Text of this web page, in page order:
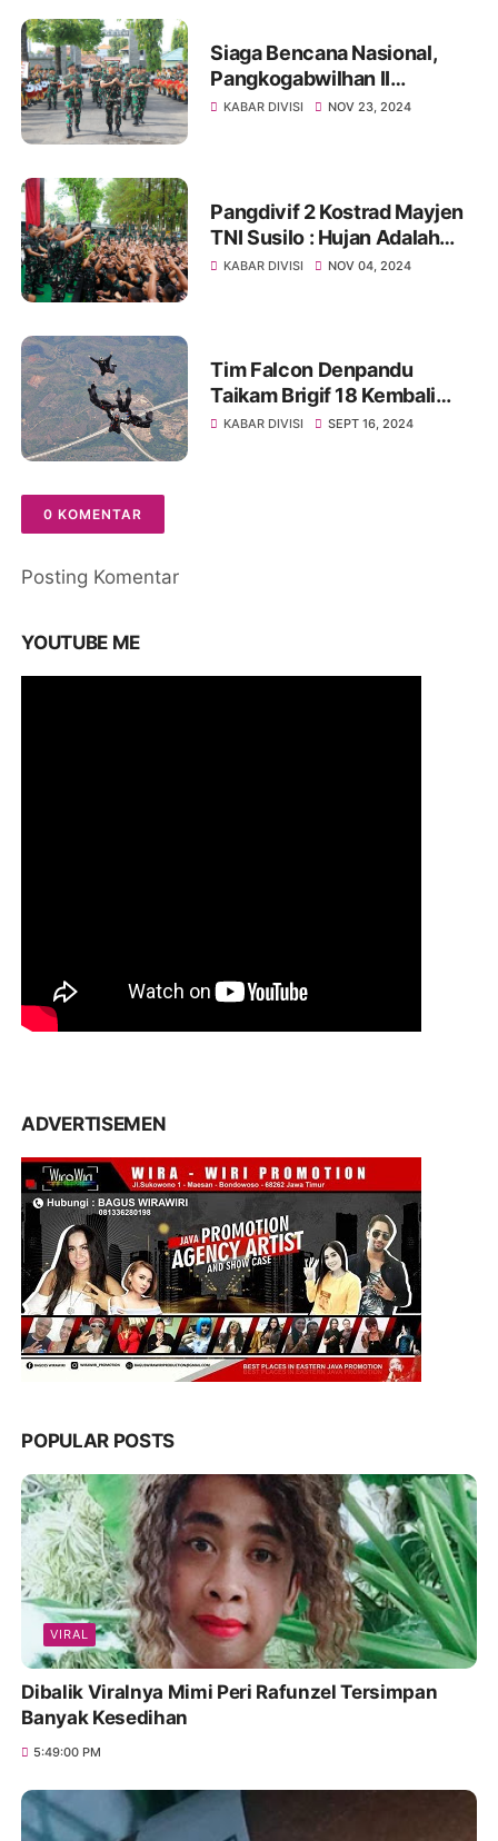
Siaga Bencana Nasional,
Pangkogabwilhan II
Mengecek Kesiapan
KABAR DIVISI NOV 23, 2024
Pangdivif 2 Kostrad Mayjen
TNI Susilo : Hujan Adalah
Kawan
KABAR DIVISI NOV 04, 2024
Tim Falcon Denpandu
Taikam Brigif 18 Kembali
Ukir Prestasi
KABAR DIVISI SEPT 16, 2024
0 KOMENTAR
Posting Komentar
YOUTUBE ME
ADVERTISEMEN
POPULAR POSTS
VIRAL
Dibalik Viralnya Mimi Peri Rafunzel Tersimpan
Banyak Kesedihan
5:49:00 PM